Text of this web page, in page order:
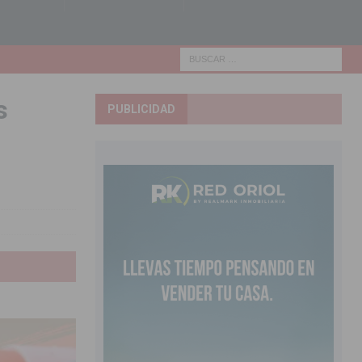
PUBLICIDAD